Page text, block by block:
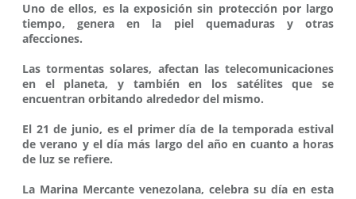
Uno de ellos, es la exposición sin protección por largo
tiempo, genera en la piel quemaduras y otras
afecciones.
Las tormentas solares, afectan las telecomunicaciones
en el planeta, y también en los satélites que se
encuentran orbitando alrededor del mismo.
El 21 de junio, es el primer día de la temporada estival
de verano y el día más largo del año en cuanto a horas
de luz se refiere.
La Marina Mercante venezolana, celebra su día en esta